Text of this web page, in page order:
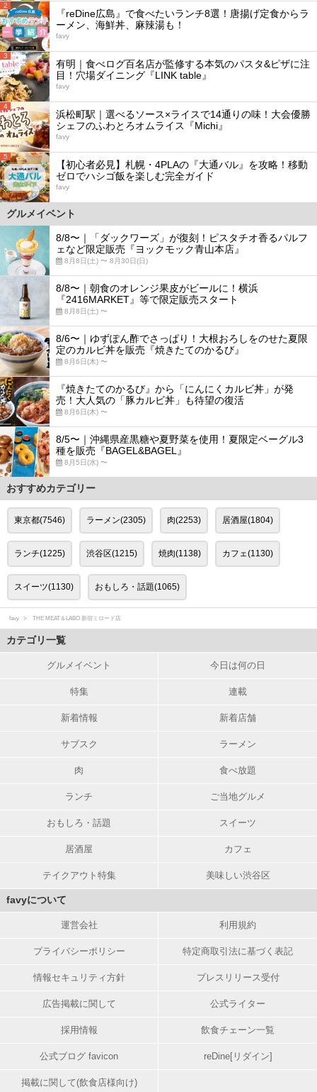
2
『reDine広島』で食べたいランチ8選！唐揚げ定食からラ
ーメン、海鮮丼、麻辣湯も！
favy
3
有明｜食べログ百名店が監修する本気のパスタ&ピザに注
目！穴場ダイニング『LINK table』
favy
4
浜松町駅｜選べるソース×ライスで14通りの味！大会優勝
シェフのふわとろオムライス『Michi』
favy
5
【初心者必見】札幌・4PLAの『大通バル』を攻略！移動
ゼロでハシゴ飯を楽しむ完全ガイド
favy
グルメイベント
8/8〜｜「ダックワーズ」が復刻！ピスタチオ香るパルフ
ェなど限定販売『ヨックモック青山本店』
8月8日(土) 〜 8月30日(日)
8/8〜｜朝食のオレンジ果皮がビールに！横浜
『2416MARKET』等で限定販売スタート
8月8日(土) 〜
8/6〜｜ゆずぽん酢でさっぱり！大根おろしをのせた夏限
定のカルビ丼を販売『焼きたてのかるび』
8月6日(木) 〜
『焼きたてのかるび』から「にんにくカルビ丼」が発
売！大人気の「豚カルビ丼」も待望の復活
8月6日(木) 〜
8/5〜｜沖縄県産黒糖や夏野菜を使用！夏限定ベーグル3
種を販売『BAGEL&BAGEL』
8月5日(水) 〜
おすすめカテゴリー
東京都(7546) ラーメン(2305) 肉(2253) 居酒屋(1804)
ランチ(1225) 渋谷区(1215) 焼肉(1138) カフェ(1130)
スイーツ(1130) おもしろ・話題(1065)
favy THE MEAT＆LABO 新宿ミロード店
カテゴリ一覧
グルメイベント 今日は何の日
特集 連載
新着情報 新着店舗
サブスク ラーメン
肉 食べ放題
ランチ ご当地グルメ
おもしろ・話題 スイーツ
居酒屋 カフェ
テイクアウト特集 美味しい渋谷区
favyについて
運営会社 利用規約
プライバシーポリシー 特定商取引法に基づく表記
情報セキュリティ方針 プレスリリース受付
広告掲載に関して 公式ライター
採用情報 飲食チェーン一覧
公式ブログ favicon reDine[リダイン]
掲載に関して(飲食店様向け)